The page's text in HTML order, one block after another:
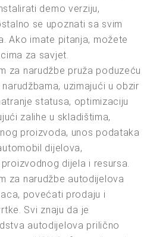
demo verziju,
se upoznati sa svim
Ako imate pitanja, možete
za savjet.
za narudžbe pruža poduzeću
uzimajući u obzir
statusa, optimizaciju
zalihe u skladištima,
proizvoda, unos podataka
dijelova,
dijela i resursa.
za narudžbe autodijelova
povećati prodaju i
Svi znaju da je
autodijelova prilično